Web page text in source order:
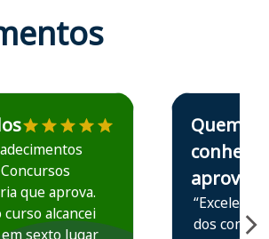
o Aprova Concursos em
que aprova.
alcancei
sexto lugar
Estudante Elais
Quem
conhece,
aprova
“Excelente
dos